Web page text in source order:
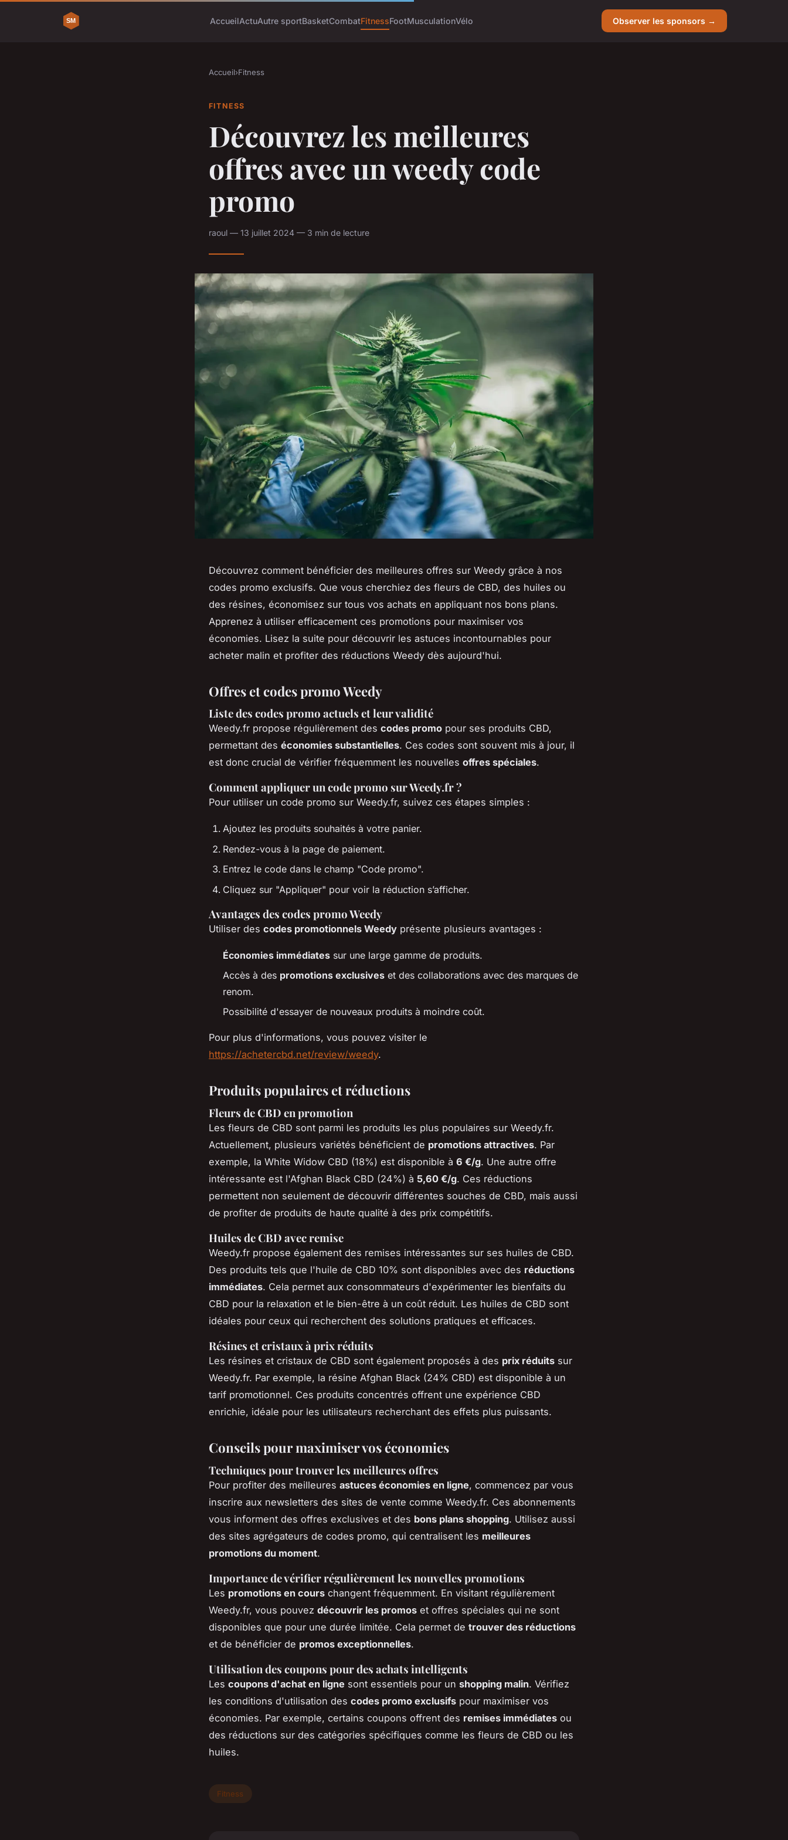
AccueilActuAutre sportBasketCombatFitnessFootMusculationVélo Observer les sponsors →
Accueil›Fitness
FITNESS
Découvrez les meilleures
offres avec un weedy code
promo
raoul — 13 juillet 2024 — 3 min de lecture
Découvrez comment bénéficier des meilleures offres sur Weedy grâce à nos
codes promo exclusifs. Que vous cherchiez des fleurs de CBD, des huiles ou
des résines, économisez sur tous vos achats en appliquant nos bons plans.
Apprenez à utiliser efficacement ces promotions pour maximiser vos
économies. Lisez la suite pour découvrir les astuces incontournables pour
acheter malin et profiter des réductions Weedy dès aujourd'hui.
Offres et codes promo Weedy
Liste des codes promo actuels et leur validité
Weedy.fr propose régulièrement des codes promo pour ses produits CBD,
permettant des économies substantielles. Ces codes sont souvent mis à jour, il
est donc crucial de vérifier fréquemment les nouvelles offres spéciales.
Comment appliquer un code promo sur Weedy.fr ?
Pour utiliser un code promo sur Weedy.fr, suivez ces étapes simples :
Ajoutez les produits souhaités à votre panier.
Rendez-vous à la page de paiement.
Entrez le code dans le champ "Code promo".
Cliquez sur "Appliquer" pour voir la réduction s’afficher.
Avantages des codes promo Weedy
Utiliser des codes promotionnels Weedy présente plusieurs avantages :
Économies immédiates sur une large gamme de produits.
Accès à des promotions exclusives et des collaborations avec des marques de
renom.
Possibilité d'essayer de nouveaux produits à moindre coût.
Pour plus d'informations, vous pouvez visiter le
https://achetercbd.net/review/weedy.
Produits populaires et réductions
Fleurs de CBD en promotion
Les fleurs de CBD sont parmi les produits les plus populaires sur Weedy.fr.
Actuellement, plusieurs variétés bénéficient de promotions attractives. Par
exemple, la White Widow CBD (18%) est disponible à 6 €/g. Une autre offre
intéressante est l'Afghan Black CBD (24%) à 5,60 €/g. Ces réductions
permettent non seulement de découvrir différentes souches de CBD, mais aussi
de profiter de produits de haute qualité à des prix compétitifs.
Huiles de CBD avec remise
Weedy.fr propose également des remises intéressantes sur ses huiles de CBD.
Des produits tels que l'huile de CBD 10% sont disponibles avec des réductions
immédiates. Cela permet aux consommateurs d'expérimenter les bienfaits du
CBD pour la relaxation et le bien-être à un coût réduit. Les huiles de CBD sont
idéales pour ceux qui recherchent des solutions pratiques et efficaces.
Résines et cristaux à prix réduits
Les résines et cristaux de CBD sont également proposés à des prix réduits sur
Weedy.fr. Par exemple, la résine Afghan Black (24% CBD) est disponible à un
tarif promotionnel. Ces produits concentrés offrent une expérience CBD
enrichie, idéale pour les utilisateurs recherchant des effets plus puissants.
Conseils pour maximiser vos économies
Techniques pour trouver les meilleures offres
Pour profiter des meilleures astuces économies en ligne, commencez par vous
inscrire aux newsletters des sites de vente comme Weedy.fr. Ces abonnements
vous informent des offres exclusives et des bons plans shopping. Utilisez aussi
des sites agrégateurs de codes promo, qui centralisent les meilleures
promotions du moment.
Importance de vérifier régulièrement les nouvelles promotions
Les promotions en cours changent fréquemment. En visitant régulièrement
Weedy.fr, vous pouvez découvrir les promos et offres spéciales qui ne sont
disponibles que pour une durée limitée. Cela permet de trouver des réductions
et de bénéficier de promos exceptionnelles.
Utilisation des coupons pour des achats intelligents
Les coupons d'achat en ligne sont essentiels pour un shopping malin. Vérifiez
les conditions d'utilisation des codes promo exclusifs pour maximiser vos
économies. Par exemple, certains coupons offrent des remises immédiates ou
des réductions sur des catégories spécifiques comme les fleurs de CBD ou les
huiles.
Fitness